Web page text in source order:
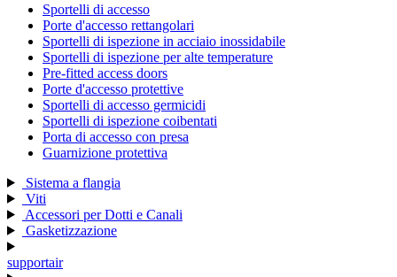
Sportelli di accesso
Porte d'accesso rettangolari
Sportelli di ispezione in acciaio inossidabile
Sportelli di ispezione per alte temperature
Pre-fitted access doors
Porte d'accesso protettive
Sportelli di accesso germicidi
Sportelli di ispezione coibentati
Porta di accesso con presa
Guarnizione protettiva
Sistema a flangia
Viti
Accessori per Dotti e Canali
Gasketizzazione
supportair